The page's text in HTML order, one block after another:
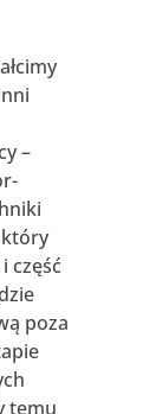
–
który
część
poza
temu